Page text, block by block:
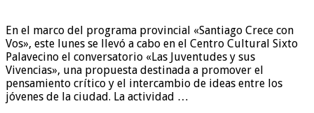
En el marco del programa provincial «Santiago Crece con
Vos», este lunes se llevó a cabo en el Centro Cultural Sixto
Palavecino el conversatorio «Las Juventudes y sus
Vivencias», una propuesta destinada a promover el
pensamiento crítico y el intercambio de ideas entre los
jóvenes de la ciudad. La actividad …